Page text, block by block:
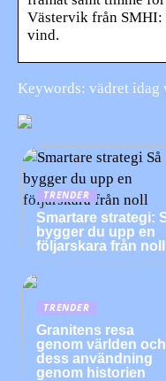
Västervik från SMHI:
vind.
Keywords: vädret idag
TRENDER
Smartare strategi:
bygger du upp en
följarskara från noll
TRENDER
Granitens resa
genom världen och
dess användning
genom historien